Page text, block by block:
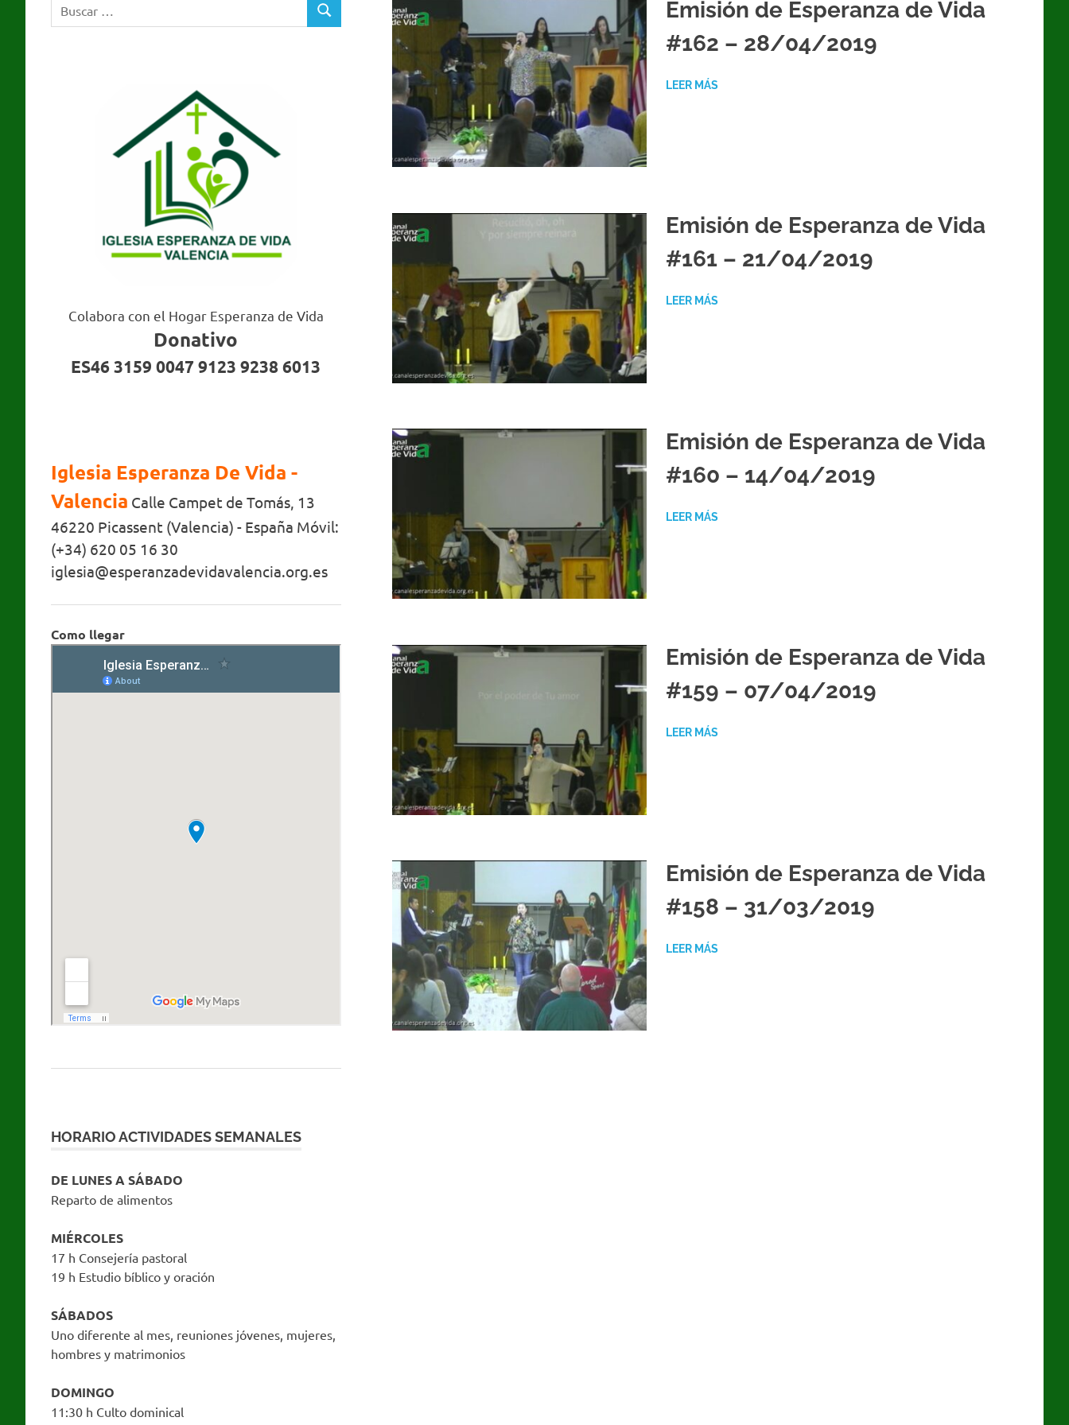
Valencia
Emisión de Esperanza de Vida
#162 – 28/04/2019
LEER MÁS
Emisión de Esperanza de Vida
#161 – 21/04/2019
LEER MÁS
Emisión de Esperanza de Vida
#160 – 14/04/2019
LEER MÁS
Emisión de Esperanza de Vida
#159 – 07/04/2019
LEER MÁS
Emisión de Esperanza de Vida
#158 – 31/03/2019
LEER MÁS
BUSCAR
Colabora con el Hogar Esperanza de Vida
Donativo
ES46 3159 0047 9123 9238 6013
Iglesia Esperanza De Vida -
Valencia Calle Campet de Tomás, 13
46220 Picassent (Valencia) - España Móvil:
(+34) 620 05 16 30
iglesia@esperanzadevidavalencia.org.es
Como llegar
HORARIO ACTIVIDADES SEMANALES
DE LUNES A SÁBADO
Reparto de alimentos
MIÉRCOLES
17 h Consejería pastoral
19 h Estudio bíblico y oración
SÁBADOS
Uno diferente al mes, reuniones jóvenes, mujeres,
hombres y matrimonios
DOMINGO
11:30 h Culto dominical